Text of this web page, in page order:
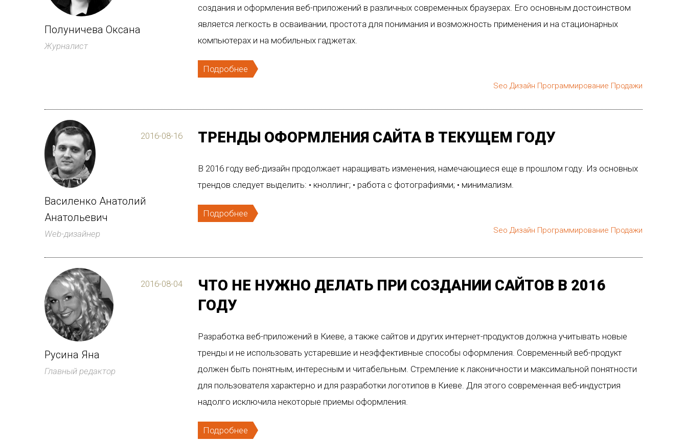
Полуничева Оксана
Журналист
создания и оформления веб-приложений в различных современных браузерах. Его основным достоинством
является легкость в осваивании, простота для понимания и возможность применения и на стационарных
компьютерах и на мобильных гаджетах.
Подробнее
Seo Дизайн Программирование Продажи
2016-08-16
Василенко Анатолий
Анатольевич
Web-дизайнер
ТРЕНДЫ ОФОРМЛЕНИЯ САЙТА В ТЕКУЩЕМ ГОДУ
В 2016 году веб-дизайн продолжает наращивать изменения, намечающиеся еще в прошлом году. Из основных
трендов следует выделить: • кноллинг; • работа с фотографиями; • минимализм.
Подробнее
Seo Дизайн Программирование Продажи
2016-08-04
Русина Яна
Главный редактор
ЧТО НЕ НУЖНО ДЕЛАТЬ ПРИ СОЗДАНИИ САЙТОВ В 2016
ГОДУ
Разработка веб-приложений в Киеве, а также сайтов и других интернет-продуктов должна учитывать новые
тренды и не использовать устаревшие и неэффективные способы оформления. Современный веб-продукт
должен быть понятным, интересным и читабельным. Стремление к лаконичности и максимальной понятности
для пользователя характерно и для разработки логотипов в Киеве. Для этого современная веб-индустрия
надолго исключила некоторые приемы оформления.
Подробнее